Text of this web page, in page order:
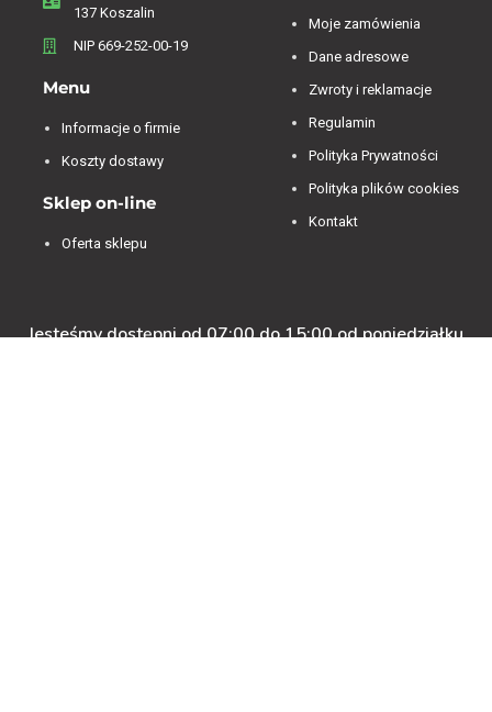
137 Koszalin
NIP 669-252-00-19
Menu
Informacje o firmie
Koszty dostawy
Sklep on-line
Oferta sklepu
Moje zamówienia
Dane adresowe
Zwroty i reklamacje
Regulamin
Polityka Prywatności
Polityka plików cookies
Kontakt
Jesteśmy dostępni od 07:00 do 15:00 od poniedziałku